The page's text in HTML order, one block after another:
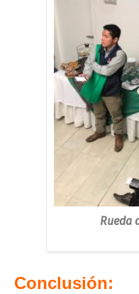
Rueda
Conclusión: